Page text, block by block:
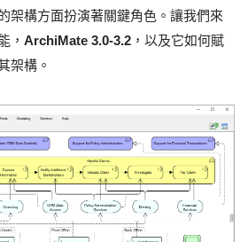
架構方面扮演著關鍵角色。讓我們來
， ArchiMate 3.0-3.2 ，以及它如何賦
架構。